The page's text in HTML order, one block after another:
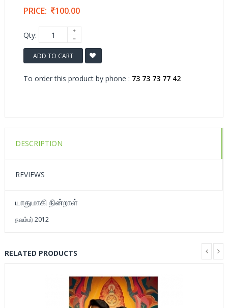
PRICE: 100.00
Qty:
ADD TO CART
To order this product by phone : 73 73 73 77 42
DESCRIPTION
REVIEWS
யாதுமாகி நின்றாள்
நவம்பர் 2012
RELATED PRODUCTS